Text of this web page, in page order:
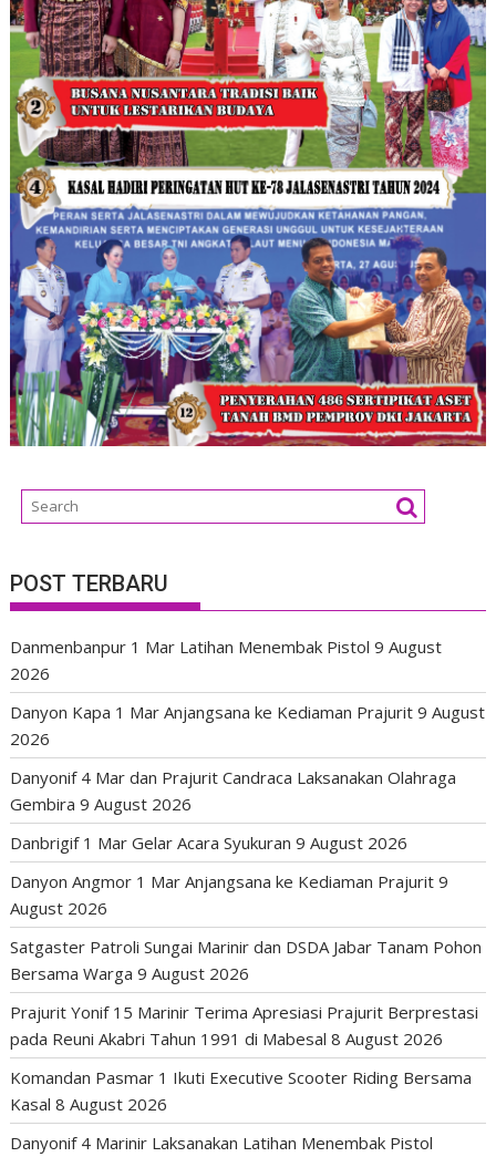
POST TERBARU
Danmenbanpur 1 Mar Latihan Menembak Pistol 9 August
2026
Danyon Kapa 1 Mar Anjangsana ke Kediaman Prajurit 9 August
2026
Danyonif 4 Mar dan Prajurit Candraca Laksanakan Olahraga
Gembira 9 August 2026
Danbrigif 1 Mar Gelar Acara Syukuran 9 August 2026
Danyon Angmor 1 Mar Anjangsana ke Kediaman Prajurit 9
August 2026
Satgaster Patroli Sungai Marinir dan DSDA Jabar Tanam Pohon
Bersama Warga 9 August 2026
Prajurit Yonif 15 Marinir Terima Apresiasi Prajurit Berprestasi
pada Reuni Akabri Tahun 1991 di Mabesal 8 August 2026
Komandan Pasmar 1 Ikuti Executive Scooter Riding Bersama
Kasal 8 August 2026
Danyonif 4 Marinir Laksanakan Latihan Menembak Pistol